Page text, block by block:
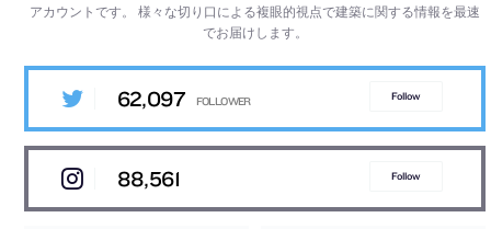
アカウントです。様々な切り口による複眼的視点で建築に関する情報を最速
でお届けします。
62,097 Follow
88,561 Follow